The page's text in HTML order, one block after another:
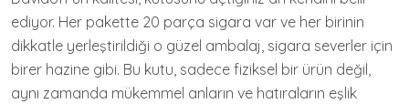
ediyor. Her pakette 20 parça sigara var ve her birinin
dikkatle yerleştirildiği o güzel ambalaj, sigara severler için
birer hazine gibi. Bu kutu, sadece fiziksel bir ürün değil,
aynı zamanda mükemmel anların ve hatıraların eşlik